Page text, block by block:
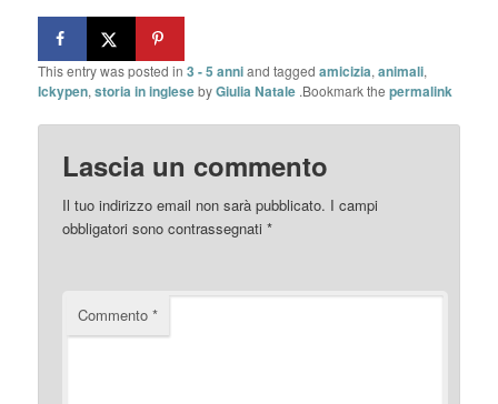
This entry was posted in 3 - 5 anniand tagged amicizia,animali,
Ickypen,storia in inglesebyGiulia Natale .Bookmark thepermalink
Lascia un commento
Il tuo indirizzo email non sarà pubblicato. I campi
obbligatori sono contrassegnati*
Commento*